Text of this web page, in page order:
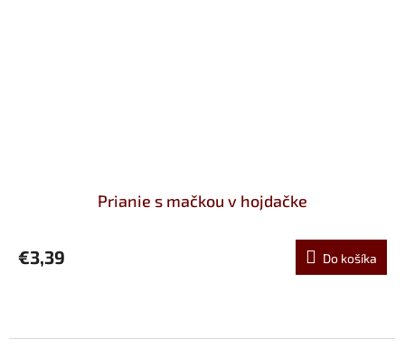
Prianie s mačkou v hojdačke
€3,39 Do košíka